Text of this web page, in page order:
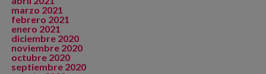
marzo 2021
febrero 2021
enero 2021
diciembre 2020
noviembre 2020
octubre 2020
septiembre 2020